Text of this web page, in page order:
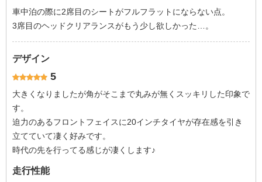
車中泊の際に2席目のシートがフルフラットにならない点。
3席目のヘッドクリアランスがもう少し欲しかった…。
デザイン
5
大きくなりましたが角がそこまで丸みが無くスッキリした印象で
す。
迫力のあるフロントフェイスに20インチタイヤが存在感を引き
立てていて凄く好みです。
時代の先を行ってる感じが凄くします♪
走行性能